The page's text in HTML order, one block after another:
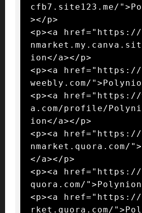
cfb7.site123.me/
></p>
<p><a
ion</a></p>
<p><a
weebly.com/
<p><a href="https://
a.com/profile/
ion</a></p>
<p><a
nmarket.quora.com/
</a></p>
<p><a
quora.com/
<p><a href="https://
rket.quora.com/